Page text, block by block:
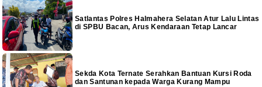
Satlantas Polres Halmahera Selatan Atur Lalu Lintas
di SPBU Bacan, Arus Kendaraan Tetap Lancar
Sekda Kota Ternate Serahkan Bantuan Kursi Roda
dan Santunan kepada Warga Kurang Mampu